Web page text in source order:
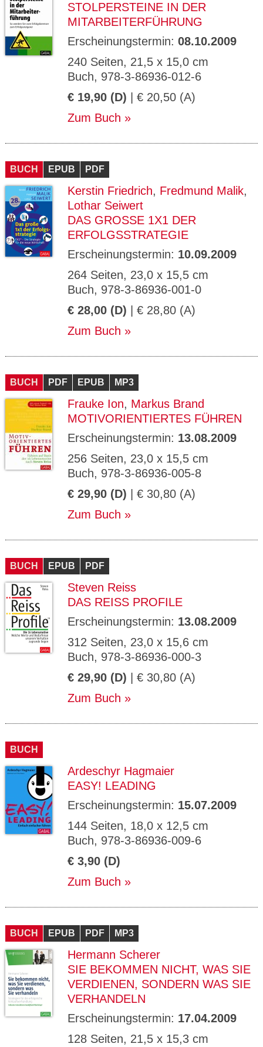
STOLPERSTEINE IN DER
MITARBEITERFÜHRUNG
Erscheinungstermin: 08.10.2009
240 Seiten, 21,5 x 15,0 cm
Buch, 978-3-86936-012-6
€ 19,90 (D) | € 20,50 (A)
Zum Buch
BUCH EPUB PDF
Kerstin Friedrich, Fredmund Malik,
Lothar Seiwert
DAS GROSSE 1X1 DER E
RFOLGSSTRATEGIE
Erscheinungstermin: 10.09.2009
264 Seiten, 23,0 x 15,5 cm
Buch, 978-3-86936-001-0
€ 28,00 (D) | € 28,80 (A)
Zum Buch
BUCH PDF EPUB MP3
Frauke Ion, Markus Brand
MOTIVORIENTIERTES FÜHREN
Erscheinungstermin: 13.08.2009
256 Seiten, 23,0 x 15,5 cm
Buch, 978-3-86936-005-8
€ 29,90 (D) | € 30,80 (A)
Zum Buch
BUCH EPUB PDF
Steven Reiss
DAS REISS PROFILE
Erscheinungstermin: 13.08.2009
312 Seiten, 23,0 x 15,6 cm
Buch, 978-3-86936-000-3
€ 29,90 (D) | € 30,80 (A)
Zum Buch
BUCH
Ardeschyr Hagmaier
EASY! LEADING
Erscheinungstermin: 15.07.2009
144 Seiten, 18,0 x 12,5 cm
Buch, 978-3-86936-009-6
€ 3,90 (D)
Zum Buch
BUCH EPUB PDF MP3
Hermann Scherer
SIE BEKOMMEN NICHT, WAS SIE
VERDIENEN, SONDERN WAS SIE
VERHANDELN
Erscheinungstermin: 17.04.2009
128 Seiten, 21,5 x 15,3 cm